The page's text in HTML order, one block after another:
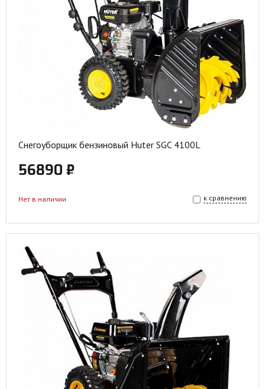
Снегоуборщик бензиновый Huter SGC 4100L
56890 ₽
к сравнению
Нет в наличии